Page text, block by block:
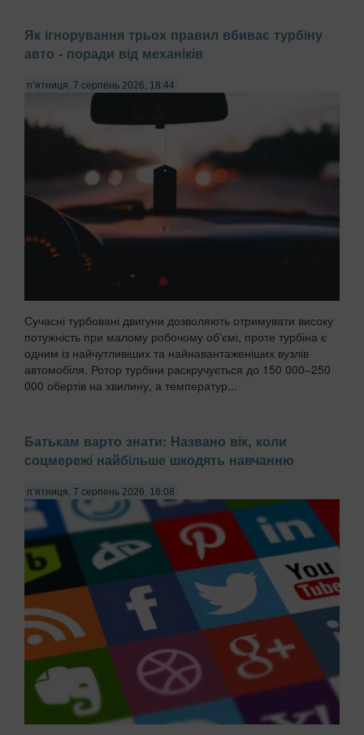
Як ігнорування трьох правил вбиває турбіну
авто - поради від механіків
п’ятниця, 7 серпень 2026, 18:44
Сучасні турбовані двигуни дозволяють отримувати високу
потужність при малому робочому об'ємі, проте турбіна є
одним із найчутливіших та найнавантаженіших вузлів
автомобіля. Ротор турбіни раскручується до 150 000–250
000 обертів на хвилину, а температур...
Батькам варто знати: Названо вік, коли
соцмережі найбільше шкодять навчанню
п’ятниця, 7 серпень 2026, 18:08